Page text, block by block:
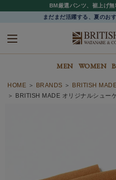
BM厳選パンツ、裾上げ無
まだまだ活躍する、夏のお
MEN WOMEN
HOME BRANDS
BRITISH
BRITISH MADE オリジナルシュー